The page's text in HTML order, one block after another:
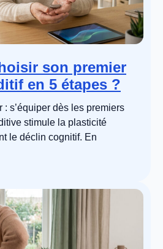
son premier
en 5 étapes ?
: s’équiper dès les premiers
stimule la plasticité
le déclin cognitif. En